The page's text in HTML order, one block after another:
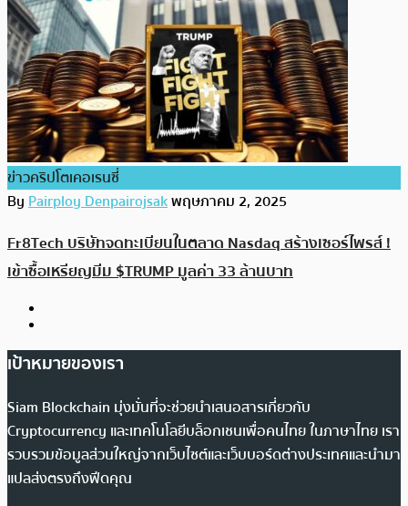
ข่าวคริปโตเคอเรนซี่
ByPairploy Denpairojsakพฤษภาคม 2, 2025
Fr8Tech บริษัทจดทะเบียนในตลาด Nasdaq สร้างเซอร์ไพรส์ !
เข้าซื้อเหรียญมีม $TRUMP มูลค่า 33 ล้านบาท
เป้าหมายของเรา
Siam Blockchain มุ่งมั่นที่จะช่วยนำเสนอสารเกี่ยวกับ
Cryptocurrency และเทคโนโลยีบล็อกเชนเพื่อคนไทย ในภาษาไทย เรา
รวบรวมข้อมูลส่วนใหญ่จากเว็บไซต์และเว็บบอร์ดต่างประเทศและนำมา
แปลส่งตรงถึงฟีดคุณ